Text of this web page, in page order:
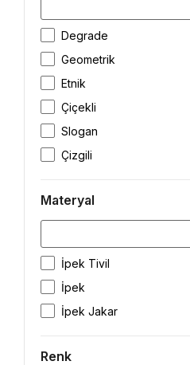
Degrade
Geometrik
Etnik
Çiçekli
Slogan
Çizgili
Materyal
İpek Tivil
İpek
İpek Jakar
Renk